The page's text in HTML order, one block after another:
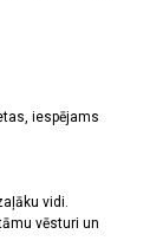
iespējams
vidi.
vēsturi un